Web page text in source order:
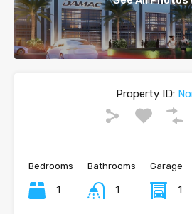
Property ID:
Bedrooms
1
Bathrooms
1
Garage
1